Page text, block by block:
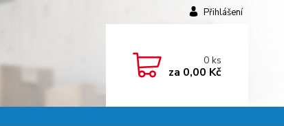
Přihlášení
0ks
za 0,00 Kč